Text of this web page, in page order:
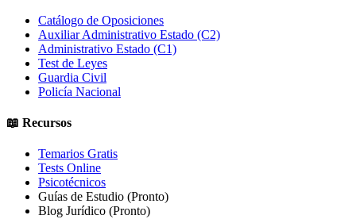
Catálogo de Oposiciones
Auxiliar Administrativo Estado (C2)
Administrativo Estado (C1)
Test de Leyes
Guardia Civil
Policía Nacional
📖 Recursos
Temarios Gratis
Tests Online
Psicotécnicos
Guías de Estudio (Pronto)
Blog Jurídico (Pronto)